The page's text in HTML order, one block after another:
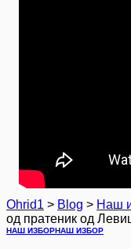
Ohrid1 > Blog > Наш
од пратеник од
НАШ ИЗБОРНАШ ИЗБОР